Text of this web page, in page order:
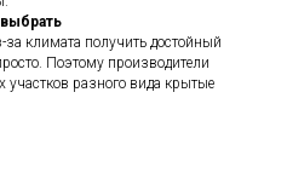
климата получить достойный
Поэтому производители
участков разного вида крытые